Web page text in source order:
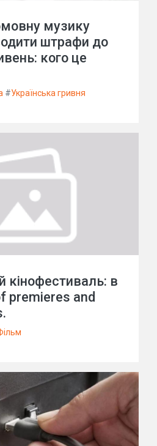
музику
штрафи до
кого це
#Українська гривня
кінофестиваль: в
premieres and